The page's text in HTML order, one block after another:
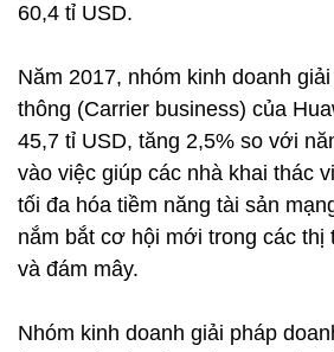
60,4 tỉ USD.
Năm 2017, nhóm kinh doanh
thông (Carrier business) của
45,7 tỉ USD, tăng 2,5% so với
vào việc giúp các nhà khai thác
tối đa hóa tiềm năng tài sản
nắm bắt cơ hội mới trong các
và đám mây.
Nhóm kinh doanh giải pháp